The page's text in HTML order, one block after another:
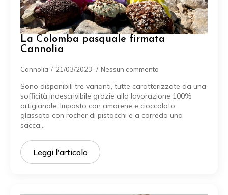
La Colomba pasquale firmata
Cannolia
Cannolia 21/03/2023 Nessun commento
Sono disponibili tre varianti, tutte caratterizzate da una
sofficità indescrivibile grazie alla lavorazione 100%
artigianale: Impasto con amarene e cioccolato,
glassato con rocher di pistacchi e a corredo una
sacca…
Leggi l'articolo